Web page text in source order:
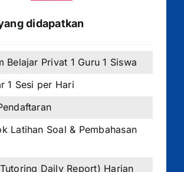
didapatkan
Belajar Privat 1 Guru 1 Siswa
1 Sesi per Hari
Latihan Soal & Pembahasan
Daily Report) Harian